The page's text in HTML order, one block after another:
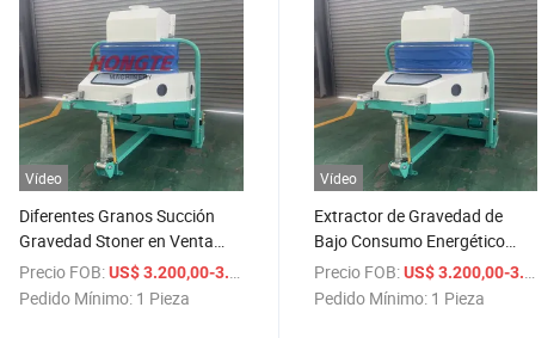
/ Pieza
Vídeo
Diferentes Granos Succión
Gravedad Stoner en Venta
con Buen Servicio
Precio FOB: US$ 3.200,00-3.400,00
/ Pieza
Pedido Mínimo: 1 Pieza
Vídeo
Extractor de Gravedad de
Bajo Consumo Energético
para Diferentes Granos
Precio FOB: US$ 3.200,00-3.400,00
Pedido Mínimo: 1 Pieza